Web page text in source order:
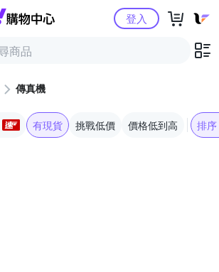
Yahoo購物中心登入
傳真機
有現貨 挑戰低價 價格低到高 排序